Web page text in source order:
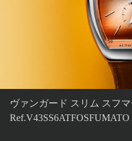
ヴァンガード スリム スフ